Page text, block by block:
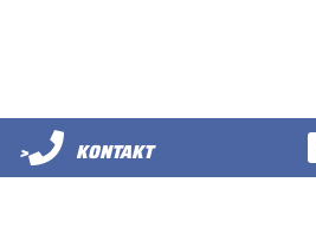
> KONTAKT